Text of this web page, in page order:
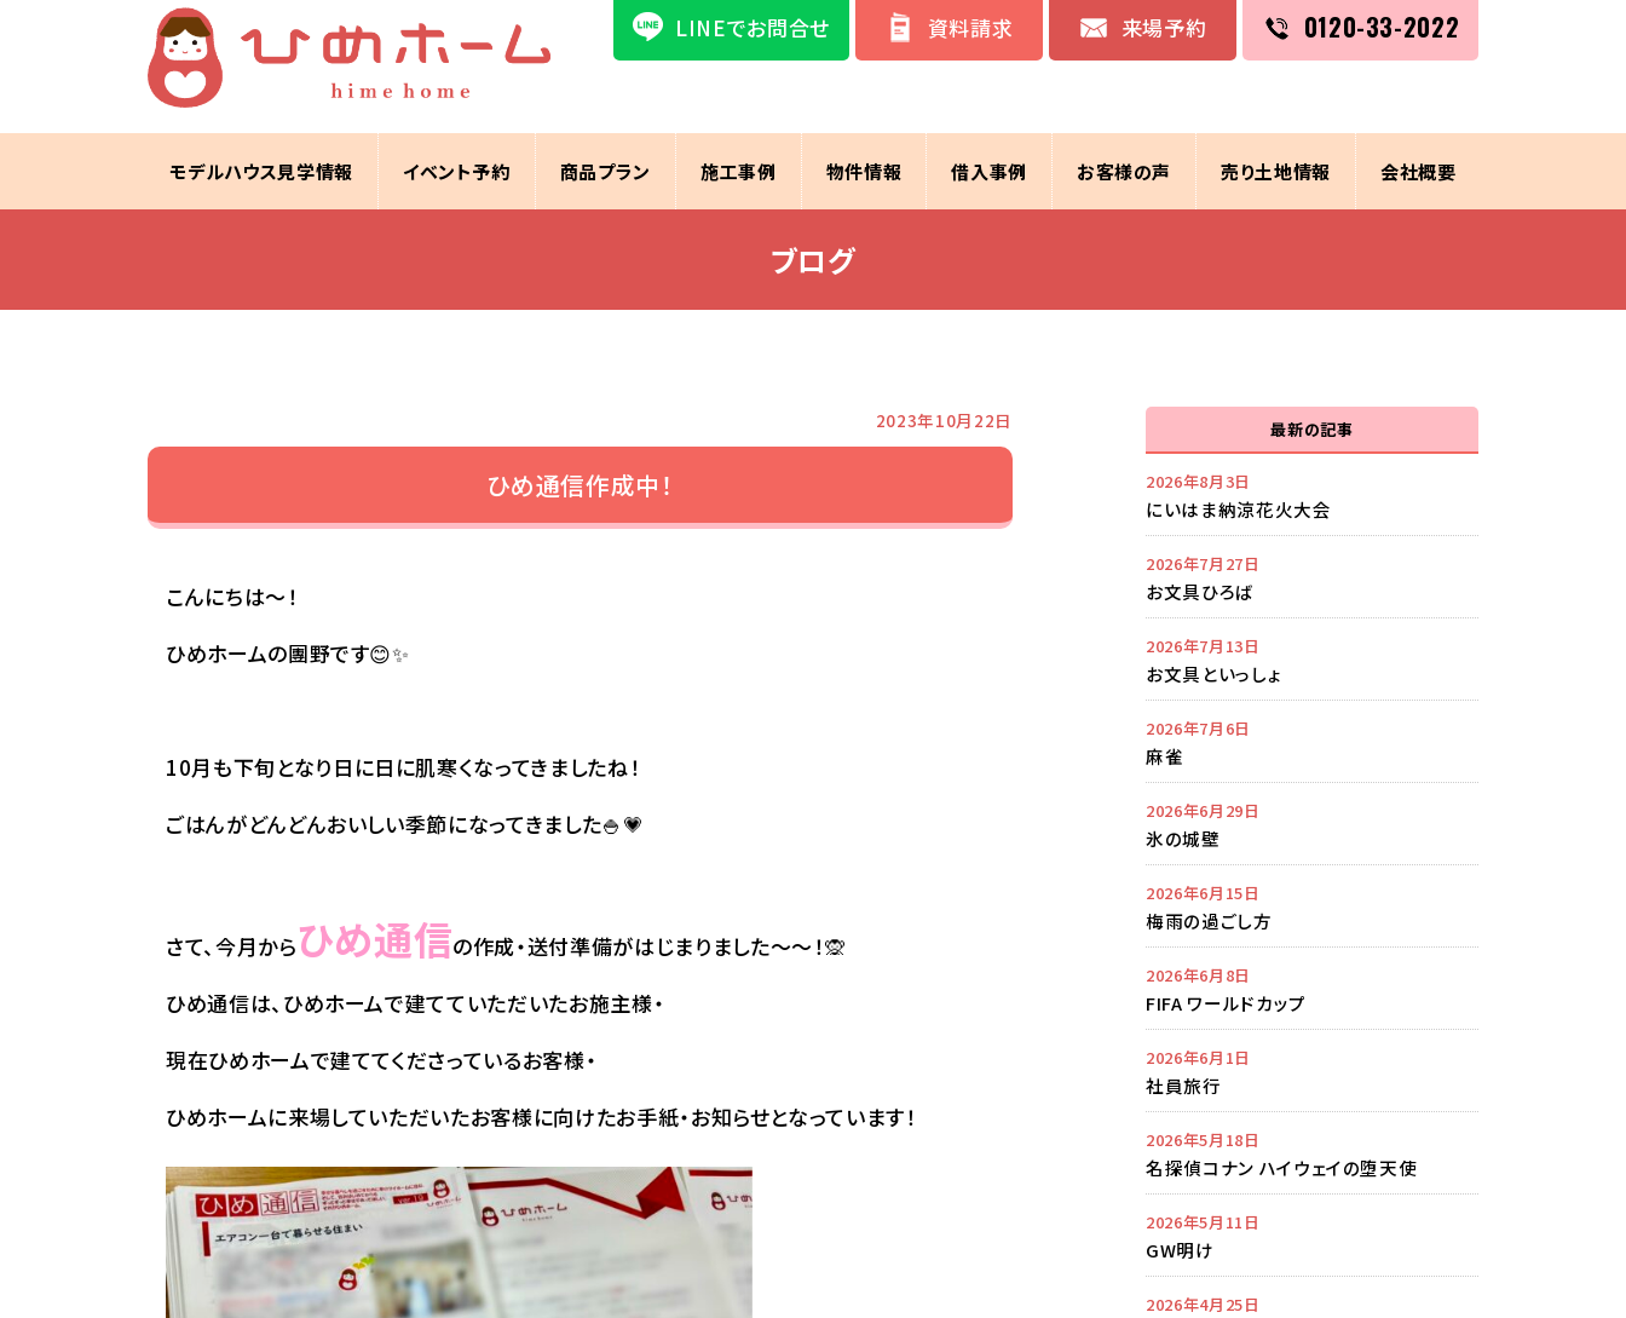
LINEでお問合せ 資料請求 来場予約 0120-33-2022
モデルハウス見学情報 イベント予約 商品プラン 施工事例 物件情報 借入事例 お客様の声 売り土地情報 会社概要
ブログ
2023年10月22日
ひめ通信作成中！
こんにちは～！
ひめホームの團野です😊✨
10月も下旬となり日に日に肌寒くなってきましたね！
ごはんがどんどんおいしい季節になってきました🍚💗
さて、今月からひめ通信の作成・送付準備がはじまりました～～！🙊
ひめ通信は、ひめホームで建てていただいたお施主様・
現在ひめホームで建ててくださっているお客様・
ひめホームに来場していただいたお客様に向けたお手紙・お知らせとなっています！
最新の記事
2026年8月3日
にいはま納涼花火大会
2026年7月27日
お文具ひろば
2026年7月13日
お文具といっしょ
2026年7月6日
麻雀
2026年6月29日
氷の城壁
2026年6月15日
梅雨の過ごし方
2026年6月8日
FIFA ワールドカップ
2026年6月1日
社員旅行
2026年5月18日
名探偵コナン ハイウェイの堕天使
2026年5月11日
GW明け
2026年4月25日